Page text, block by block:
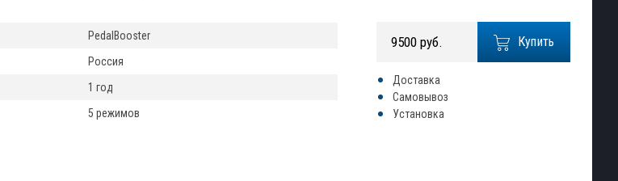
Купить
9500 руб.
Доставка
Самовывоз
Установка
PedalBooster
Россия
1 год
5 режимов